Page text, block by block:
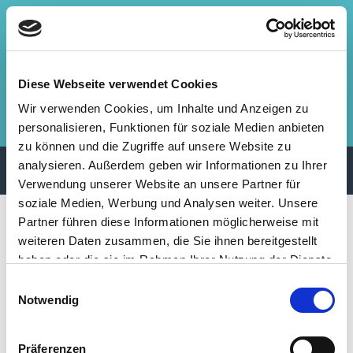
Diese Webseite verwendet Cookies
Wir verwenden Cookies, um Inhalte und Anzeigen zu
personalisieren, Funktionen für soziale Medien anbieten
zu können und die Zugriffe auf unsere Website zu
analysieren. Außerdem geben wir Informationen zu Ihrer
Verwendung unserer Website an unsere Partner für
soziale Medien, Werbung und Analysen weiter. Unsere
Partner führen diese Informationen möglicherweise mit
weiteren Daten zusammen, die Sie ihnen bereitgestellt
haben oder die sie im Rahmen Ihrer Nutzung der Dienste
Notwendig
Präferenzen
Zum
Inhalt
springen
⠀Stephen Gerhard Stehli ⠀
FacebookInstagram
Mail
Schlagwort:Hamburg